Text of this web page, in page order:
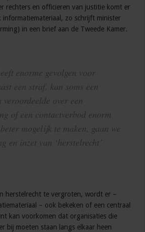
rechters en officieren van justitie komt er
informatiemateriaal, zo schrijft minister
in een brief aan de Tweede Kamer.
enorme gevolgen voor
een straf, kan soms een
veroordeelde over een
of een contactverbod enorm
mogelijk te maken, gaan we
en inzet van ‘herstelrecht’
herstelrecht te vergroten, wordt er –
– ook bekeken of een centraal
kan voorkomen dat organisaties die
bij moeten staan langs elkaar heen